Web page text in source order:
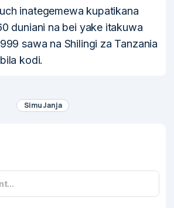
inategemewa kupatikana
duniani na bei yake itakuwa
sawa na Shilingi za Tanzania
kodi.
Simu Janja